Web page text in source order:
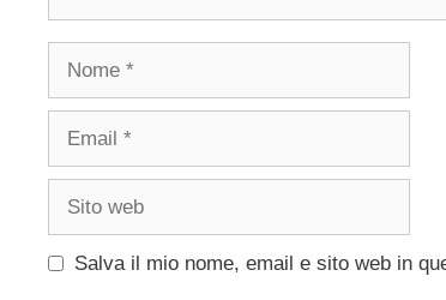
Salva il mio nome, email e sito web in